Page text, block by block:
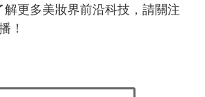
更多美妝界前沿科技，請關注
！